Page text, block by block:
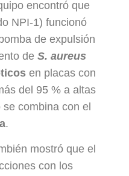
encontró que
NPI-1) funcionó
de expulsión
de S. aureus
en placas con
del 95 % a altas
combina con el
.
mostró que el
con los